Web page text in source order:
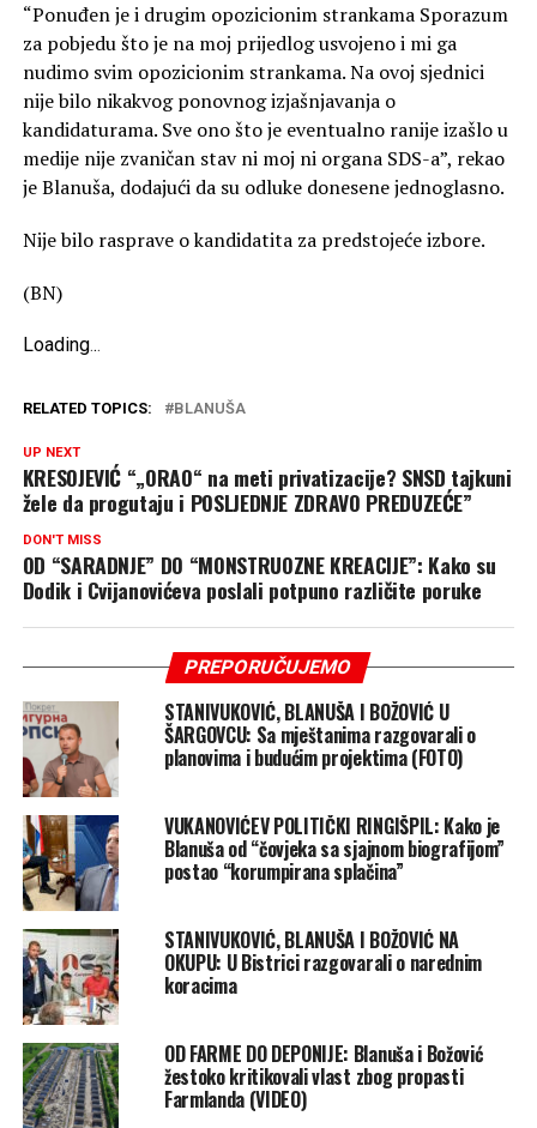
“Ponuđen je i drugim opozicionim strankama Sporazum
za pobjedu što je na moj prijedlog usvojeno i mi ga
nudimo svim opozicionim strankama. Na ovoj sjednici
nije bilo nikakvog ponovnog izjašnjavanja o
kandidaturama. Sve ono što je eventualno ranije izašlo u
medije nije zvaničan stav ni moj ni organa SDS-a”, rekao
je Blanuša, dodajući da su odluke donesene jednoglasno.
Nije bilo rasprave o kandidatita za predstojeće izbore.
(BN)
Loading...
RELATED TOPICS: BLANUŠA
UP NEXT
KRESOJEVIĆ “„ORAO“ na meti privatizacije? SNSD tajkuni
žele da progutaju i POSLJEDNJE ZDRAVO PREDUZEĆE”
DON'T MISS
OD “SARADNJE” DO “MONSTRUOZNE KREACIJE”: Kako su
Dodik i Cvijanovićeva poslali potpuno različite poruke
PREPORUČUJEMO
STANIVUKOVIĆ, BLANUŠA I BOŽOVIĆ U
ŠARGOVCU: Sa mještanima razgovarali o
planovima i budućim projektima (FOTO)
VUKANOVIĆEV POLITIČKI RINGIŠPIL: Kako je
Blanuša od “čovjeka sa sjajnom biografijom”
postao “korumpirana splačina”
STANIVUKOVIĆ, BLANUŠA I BOŽOVIĆ NA
OKUPU: U Bistrici razgovarali o narednim
koracima
OD FARME DO DEPONIJE: Blanuša i Božović
žestoko kritikovali vlast zbog propasti
Farmlanda (VIDEO)